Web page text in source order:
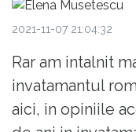
2021-11-07 21:04:32
Rar am intalnit
invatamantul
aici, in opiniile